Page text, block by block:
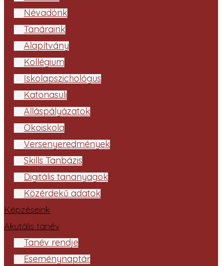
Névadónk
Tanáraink
Alapítvány
Kollégium
Iskolapszichológus
Katonasuli
Álláspályázatok
Ökoiskola
Versenyeredmények
Skills Tanbázis
Digitális tananyagok
Közérdekű adatok
Képzéseink
Akutális tanév
Tanév rendje
Eseménynaptár